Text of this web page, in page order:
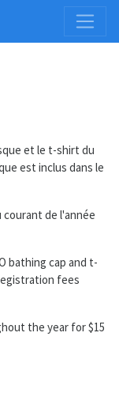
et le t-shirt du
est inclus dans le
de l'année
bathing cap and t-
fees
the year for $15